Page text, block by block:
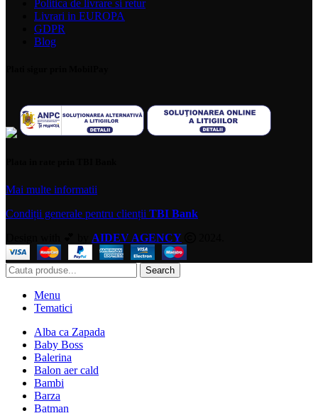
Politica de livrare si retur
Livrari in EUROPA
GDPR
Blog
Mai multe informatii
Condiții generale pentru clienții TBI Bank
AIDEV AGENCY
Search
Menu
Tematici
Alba ca Zapada
Baby Boss
Balerina
Balon aer cald
Bambi
Barza
Batman